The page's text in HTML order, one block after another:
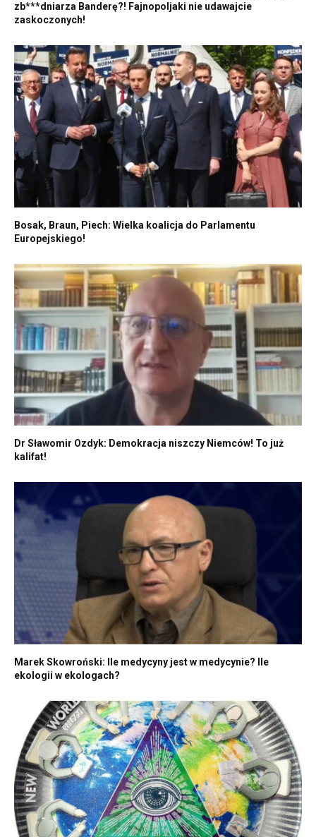
zb***dniarza Banderę?! Fajnopoljaki nie udawajcie
zaskoczonych!
Bosak, Braun, Piech: Wielka koalicja do Parlamentu
Europejskiego!
Dr Sławomir Ozdyk: Demokracja niszczy Niemców! To już
kalifat!
Marek Skowroński: Ile medycyny jest w medycynie? Ile
ekologii w ekologach?